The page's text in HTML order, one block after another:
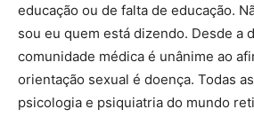
educação ou de falta de educação.
sou eu quem está dizendo. Desde a
comunidade médica é unânime ao
orientação sexual é doença. Todas
psicologia e psiquiatria do mundo